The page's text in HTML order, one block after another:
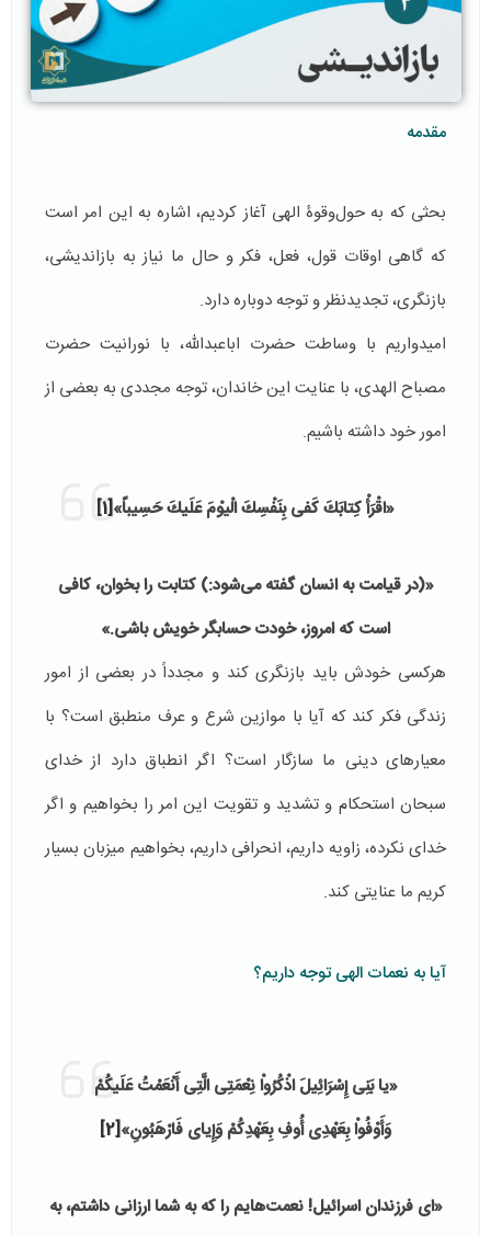
مقدمه
بحثی که به حول‌و‌قوۀ الهی آغاز کردیم، اشاره به این امر است
که گاهی اوقات قول‌، فعل، فکر و حال ما نیاز به بازاندیشی،
بازنگری، تجدیدنظر و توجه دوباره دارد.
امیدواریم با وساطت حضرت اباعبدالله، با نورانیت حضرت
مصباح الهدی، با عنایت این خاندان، توجه مجددی به بعضی از
امور خود داشته باشیم.
«اقْرَأْ كِتابَكَ كَفى‌ بِنَفْسِكَ الْیوْمَ عَلَیكَ حَسِیباً»[1]
«(در قیامت به انسان گفته مى‌شود:) كتابت را بخوان، كافى
است كه امروز، خودت حسابگر خویش باشی.»
هرکسی خودش باید بازنگری کند و مجدداً در بعضی از امور
زندگی فکر کند که آیا با موازین شرع و عرف منطبق است؟ با
معیارهای دینی ما سازگار است؟ اگر انطباق دارد از خدای
سبحان استحکام و تشدید و تقویت این امر را بخواهیم و اگر
خدای نکرده، زاویه داریم، انحرافی داریم، بخواهیم میزبان بسیار
کریم ما عنایتی کند.
آیا به نعمات الهی توجه داریم؟
«یا بَنِی إِسْرَائِیلَ اذْكُرُواْ نِعْمَتِی الَّتِی أَنْعَمْتُ عَلَیكُمْ
وَأَوْفُواْ بِعَهْدِی أُوفِ بِعَهْدِكُمْ وَإِیای فَارْهَبُونِ»
[2]
«اى فرزندان اسرائیل! نعمت‌هایم را كه به شما ارزانى داشتم، به